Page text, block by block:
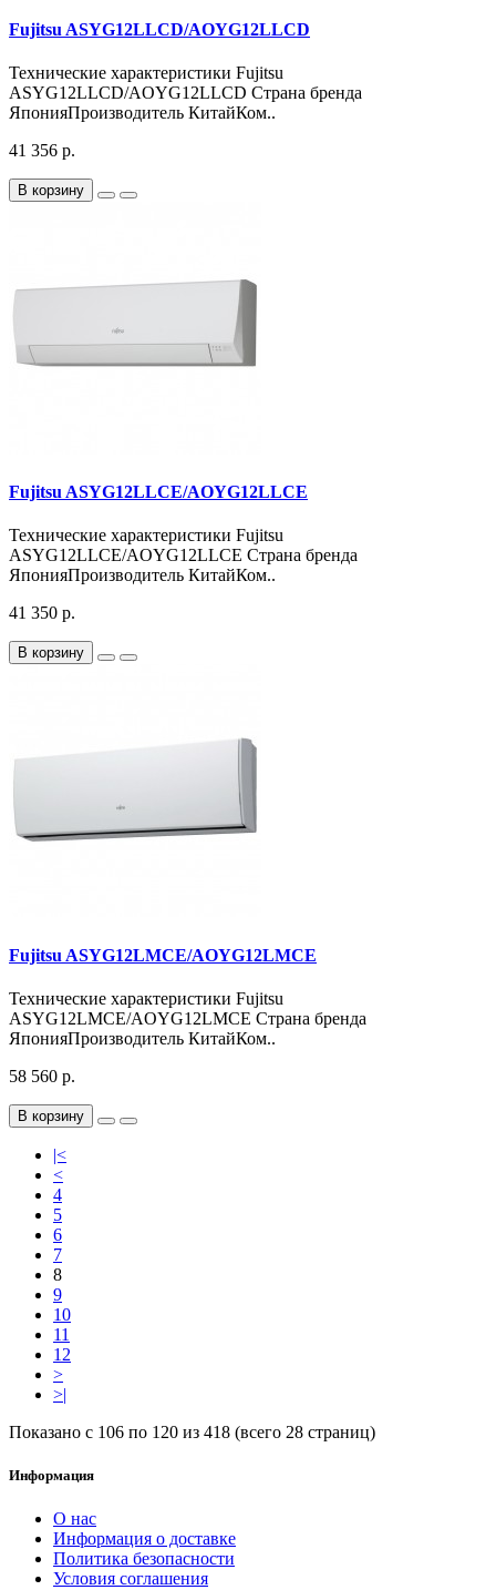
Fujitsu ASYG12LLCD/AOYG12LLCD
Технические характеристики Fujitsu
ASYG12LLCD/AOYG12LLCD Страна бренда
ЯпонияПроизводитель КитайКом..
41 356 р.
В корзину
Fujitsu ASYG12LLCE/AOYG12LLCE
Технические характеристики Fujitsu
ASYG12LLCE/AOYG12LLCE Страна бренда
ЯпонияПроизводитель КитайКом..
41 350 р.
В корзину
Fujitsu ASYG12LMCE/AOYG12LMCE
Технические характеристики Fujitsu
ASYG12LMCE/AOYG12LMCE Страна бренда
ЯпонияПроизводитель КитайКом..
58 560 р.
В корзину
|<
<
4
5
6
7
8
9
10
11
12
>
>|
Показано с 106 по 120 из 418 (всего 28 страниц)
Информация
О нас
Информация о доставке
Политика безопасности
Условия соглашения